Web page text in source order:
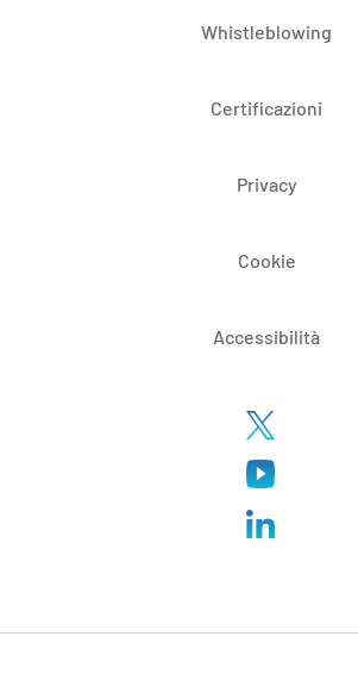
Whistleblowing
Certificazioni
Privacy
Cookie
Accessibilità